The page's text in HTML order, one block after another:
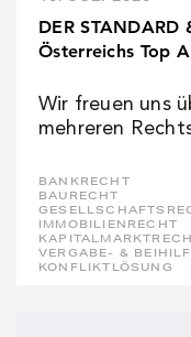
DER
Österreichs Top
Wir freuen uns
mehreren
BANKRECHT
BAURECHT
IMMOBILIENRECHT
VERGABE- &
KONFLIKTLÖSUNG